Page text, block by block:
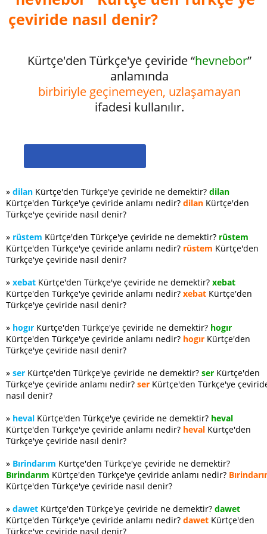
çeviride nasıl denir?
Kürtçe'den Türkçe'ye çeviride “hevnebor”
anlamında
birbiriyle geçinemeyen, uzlaşamayan
ifadesi kullanılır.
» dilan Kürtçe'den Türkçe'ye çeviride ne demektir? dilan
Kürtçe'den Türkçe'ye çeviride anlamı nedir? dilan Kürtçe'den
Türkçe'ye çeviride nasıl denir?
» rüstem Kürtçe'den Türkçe'ye çeviride ne demektir? rüstem
Kürtçe'den Türkçe'ye çeviride anlamı nedir? rüstem Kürtçe'den
Türkçe'ye çeviride nasıl denir?
» xebat Kürtçe'den Türkçe'ye çeviride ne demektir? xebat
Kürtçe'den Türkçe'ye çeviride anlamı nedir? xebat Kürtçe'den
Türkçe'ye çeviride nasıl denir?
» hogır Kürtçe'den Türkçe'ye çeviride ne demektir? hogır
Kürtçe'den Türkçe'ye çeviride anlamı nedir? hogır Kürtçe'den
Türkçe'ye çeviride nasıl denir?
» ser Kürtçe'den Türkçe'ye çeviride ne demektir? ser Kürtçe'den
Türkçe'ye çeviride anlamı nedir? ser Kürtçe'den Türkçe'ye
nasıl denir?
» heval Kürtçe'den Türkçe'ye çeviride ne demektir? heval
Kürtçe'den Türkçe'ye çeviride anlamı nedir? heval Kürtçe'den
Türkçe'ye çeviride nasıl denir?
» Bırindarım Kürtçe'den Türkçe'ye çeviride ne demektir?
Bırindarım Kürtçe'den Türkçe'ye çeviride anlamı nedir?
Kürtçe'den Türkçe'ye çeviride nasıl denir?
» dawet Kürtçe'den Türkçe'ye çeviride ne demektir? dawet
Kürtçe'den Türkçe'ye çeviride anlamı nedir? dawet Kürtçe'den
Türkçe'ye çeviride nasıl denir?